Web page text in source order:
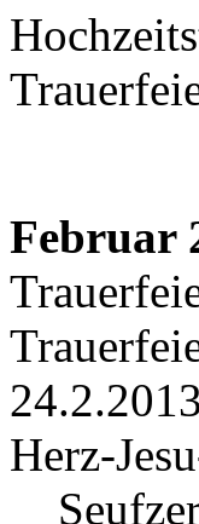
Februar
Herz-